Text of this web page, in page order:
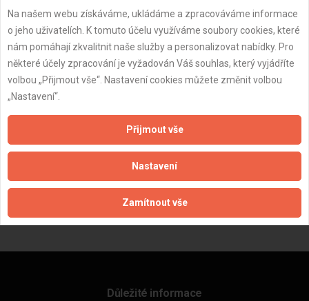
Důležité informace
Na našem webu získáváme, ukládáme a zpracováváme informace
o jeho uživatelích. K tomuto účelu využíváme soubory cookies, které
nám pomáhají zkvalitnit naše služby a personalizovat nabídky. Pro
některé účely zpracování je vyžadován Váš souhlas, který vyjádříte
volbou „Přijmout vše“. Nastavení cookies můžete změnit volbou
„Nastavení“.
Přijmout vše
Nastavení
Zamítnout vše